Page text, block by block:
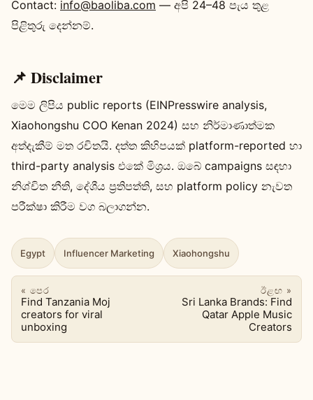
Contact: info@baoliba.com — අපි 24–48 පැය තුළ
පිළිතුරු දෙන්නම්.
📌 Disclaimer
මෙම ලිපිය public reports (EINPresswire analysis,
Xiaohongshu COO Kenan 2024) සහ නිර්මාණාත්මක
අත්දැකීම් මත රචිතයි. දත්ත කිහිපයක් platform-reported හා
third-party analysis එකේ මිශ්‍රය. ඔබේ campaigns සඳහා
නිශ්චිත නීති, දේශීය ප්‍රතිපත්ති, සහ platform policy නැවත
පරීක්ෂා කිරීම වග බලාගන්න.
Egypt Influencer Marketing Xiaohongshu
« පෙර
Find Tanzania Moj
creators for viral
unboxing
ඊළඟ »
Sri Lanka Brands: Find
Qatar Apple Music
Creators